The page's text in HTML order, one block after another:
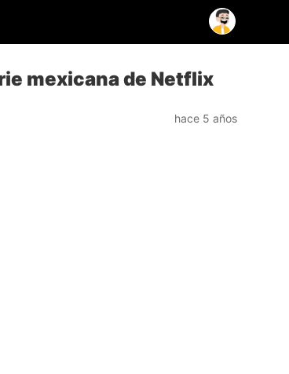
mexicana de Netflix
hace 5 años